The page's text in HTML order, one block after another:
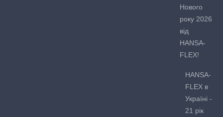
Нового
року 2026
від
HANSA-
FLEX!
HANSA-
FLEX в
Україні -
21 рік